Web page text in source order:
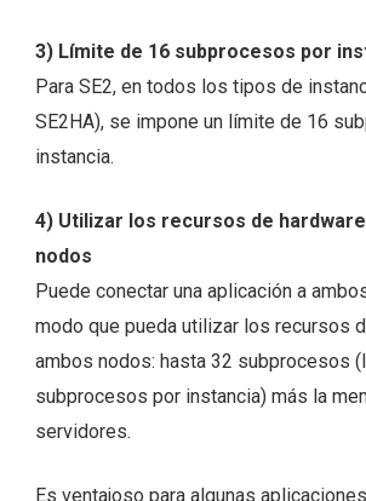
3) Límite de 16 subprocesos por
Para SE2, en todos los tipos de
SE2HA), se impone un límite de 16
instancia.
4) Utilizar los recursos de
nodos
Puede conectar una aplicación a
modo que pueda utilizar los recursos
ambos nodos: hasta 32 subprocesos
subprocesos por instancia) más la
servidores.
Es ventajoso para algunas